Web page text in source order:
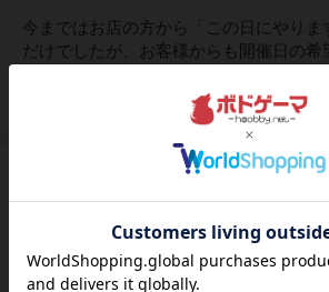
今まではお店の方から「この日にやりま
だけでしたが、お客様からも開催日の
2020年08月06日 16時40分頃
8月6日 京都でボードゲーム
を紹介します
当店以外の、京都でボードゲームが遊べ